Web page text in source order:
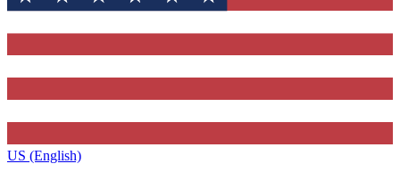
US (English)